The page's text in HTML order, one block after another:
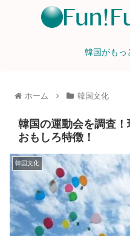
韓国がもっ
ホーム 韓国文化
韓国の運動会を調査
おもしろ特徴！
韓国文化